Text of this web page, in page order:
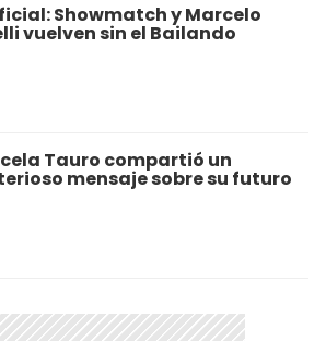
Showmatch y Marcelo
vuelven sin el Bailando
Tauro compartió un
mensaje sobre su futuro